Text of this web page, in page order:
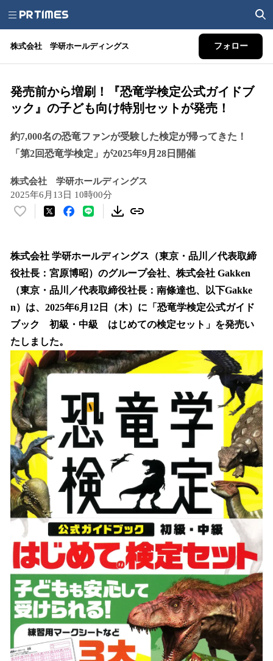
株式会社 学研ホールディングス フォロー
発売前から増刷！『恐竜学検定公式ガイドブ
ック』の子ども向け特別セットが発売！
約7,000名の恐竜ファンが受験した検定が帰ってきた！
「第2回恐竜学検定」が2025年9月28日開催
株式会社 学研ホールディングス
2025年6月13日 10時00分
い
！
数
を
読
み
込
み
中
で
す
株式会社 学研ホールディングス（東京・品川／代表取締
役社長：宮原博昭）のグループ会社、株式会社 Gakken
（東京・品川／代表取締役社長：南條達也、以下Gakke
n）は、2025年6月12日（木）に「恐竜学検定公式ガイド
ブック 初級・中級 はじめての検定セット」を発売い
たしました。